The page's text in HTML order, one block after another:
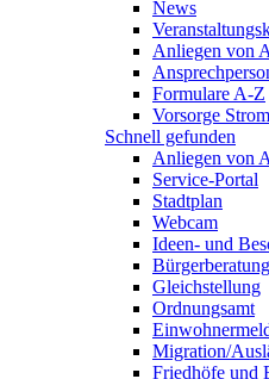
News
Anliegen von
Formulare A-Z
Vorsorge
Schnell gefunden
Anliegen von
Service-Portal
Stadtplan
Webcam
Ideen- und
Bürgerberatung
Gleichstellung
Ordnungsamt
Migration/
Friedhöfe und